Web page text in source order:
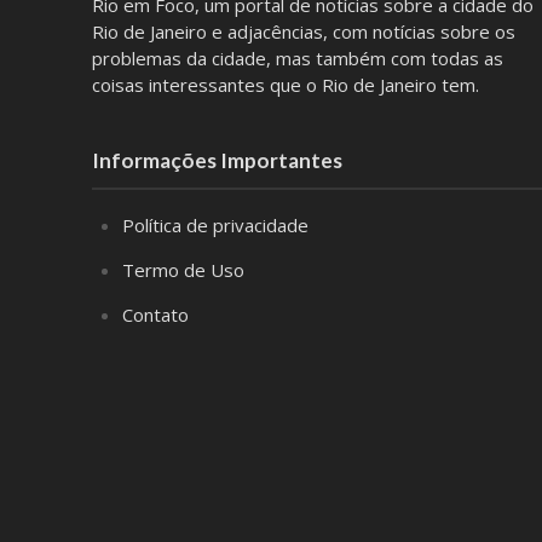
Rio em Foco, um portal de notícias sobre a cidade do
Rio de Janeiro e adjacências, com notícias sobre os
problemas da cidade, mas também com todas as
coisas interessantes que o Rio de Janeiro tem.
Informações Importantes
Política de privacidade
Termo de Uso
Contato